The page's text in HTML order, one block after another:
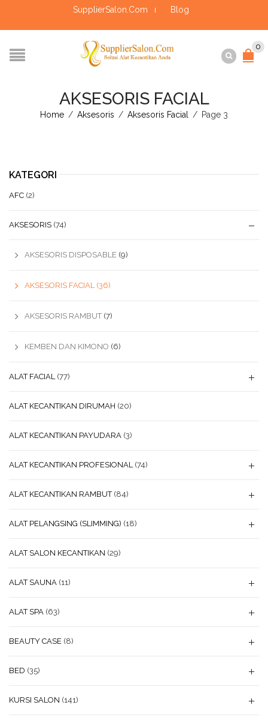
SupplierSalon.Com Blog
0
AKSESORIS FACIAL
Home / Aksesoris / Aksesoris Facial / Page 3
KATEGORI
AFC (2)
AKSESORIS (74)
AKSESORIS DISPOSABLE (9)
AKSESORIS FACIAL (36)
AKSESORIS RAMBUT (7)
KEMBEN DAN KIMONO (6)
ALAT FACIAL (77)
ALAT KECANTIKAN DIRUMAH (20)
ALAT KECANTIKAN PAYUDARA (3)
ALAT KECANTIKAN PROFESIONAL (74)
ALAT KECANTIKAN RAMBUT (84)
ALAT PELANGSING (SLIMMING) (18)
ALAT SALON KECANTIKAN (29)
ALAT SAUNA (11)
ALAT SPA (63)
BEAUTY CASE (8)
BED (35)
KURSI SALON (141)